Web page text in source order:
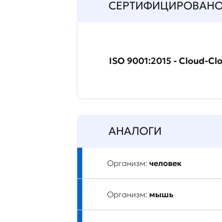
ISO 9001:2015 - Cloud-
АНАЛОГИ
Организм: человек
Организм: мышь